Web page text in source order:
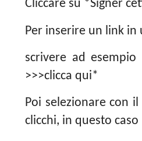
Cliccare su *Signer
Per inserire un link
scrivere ad
>>>clicca qui*
Poi selezionare con
clicchi, in questo